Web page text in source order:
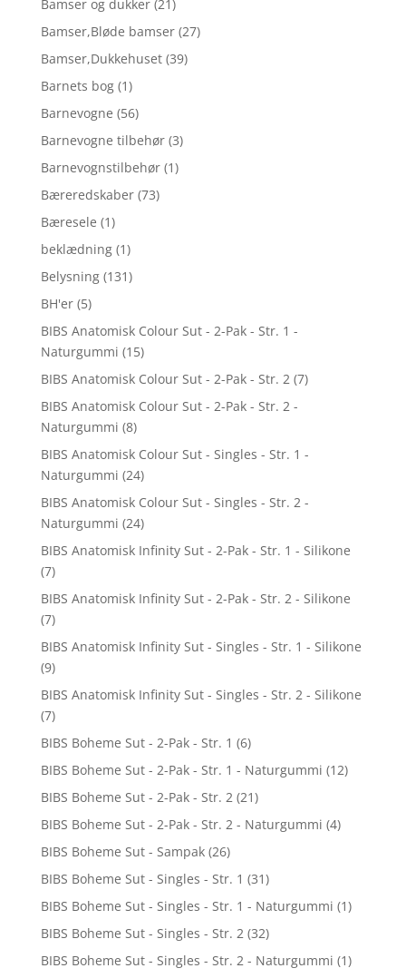
Bamser og dukker (21)
Bamser,Bløde bamser (27)
Bamser,Dukkehuset (39)
Barnets bog (1)
Barnevogne (56)
Barnevogne tilbehør (3)
Barnevognstilbehør (1)
Bæreredskaber (73)
Bæresele (1)
beklædning (1)
Belysning (131)
BH'er (5)
BIBS Anatomisk Colour Sut - 2-Pak - Str. 1 -
Naturgummi (15)
BIBS Anatomisk Colour Sut - 2-Pak - Str. 2 (7)
BIBS Anatomisk Colour Sut - 2-Pak - Str. 2 -
Naturgummi (8)
BIBS Anatomisk Colour Sut - Singles - Str. 1 -
Naturgummi (24)
BIBS Anatomisk Colour Sut - Singles - Str. 2 -
Naturgummi (24)
BIBS Anatomisk Infinity Sut - 2-Pak - Str. 1 - Silikone
(7)
BIBS Anatomisk Infinity Sut - 2-Pak - Str. 2 - Silikone
(7)
BIBS Anatomisk Infinity Sut - Singles - Str. 1 - Silikone
(9)
BIBS Anatomisk Infinity Sut - Singles - Str. 2 - Silikone
(7)
BIBS Boheme Sut - 2-Pak - Str. 1 (6)
BIBS Boheme Sut - 2-Pak - Str. 1 - Naturgummi (12)
BIBS Boheme Sut - 2-Pak - Str. 2 (21)
BIBS Boheme Sut - 2-Pak - Str. 2 - Naturgummi (4)
BIBS Boheme Sut - Sampak (26)
BIBS Boheme Sut - Singles - Str. 1 (31)
BIBS Boheme Sut - Singles - Str. 1 - Naturgummi (1)
BIBS Boheme Sut - Singles - Str. 2 (32)
BIBS Boheme Sut - Singles - Str. 2 - Naturgummi (1)